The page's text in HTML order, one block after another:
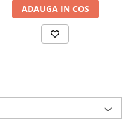
ADAUGA IN COS